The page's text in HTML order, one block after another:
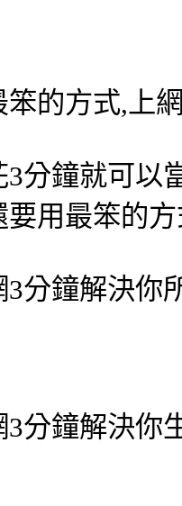
的方式,上
3分鐘就可以
用最笨的方
3分鐘解決你
3分鐘解決你